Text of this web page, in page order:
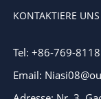
KONTAKTIERE UNS
Tel: +86-769-
Email: